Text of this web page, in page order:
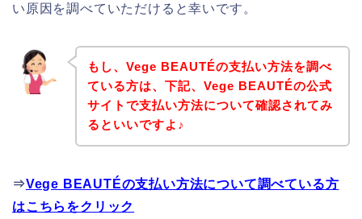
い原因を調べていただけると幸いです。
もし、Vege BEAUTÉの支払い方法を調べ
ている方は、下記、Vege BEAUTÉの公式
サイトで支払い方法について確認されてみ
るといいですよ♪
⇒Vege BEAUTÉの支払い方法について調べている方
はこちらをクリック